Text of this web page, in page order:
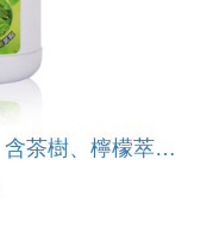
去漬王茶樹抗菌洗衣乳2000g。含茶樹、檸檬萃取，能去除衣物異味，讓衣物散發自然清新香氣。